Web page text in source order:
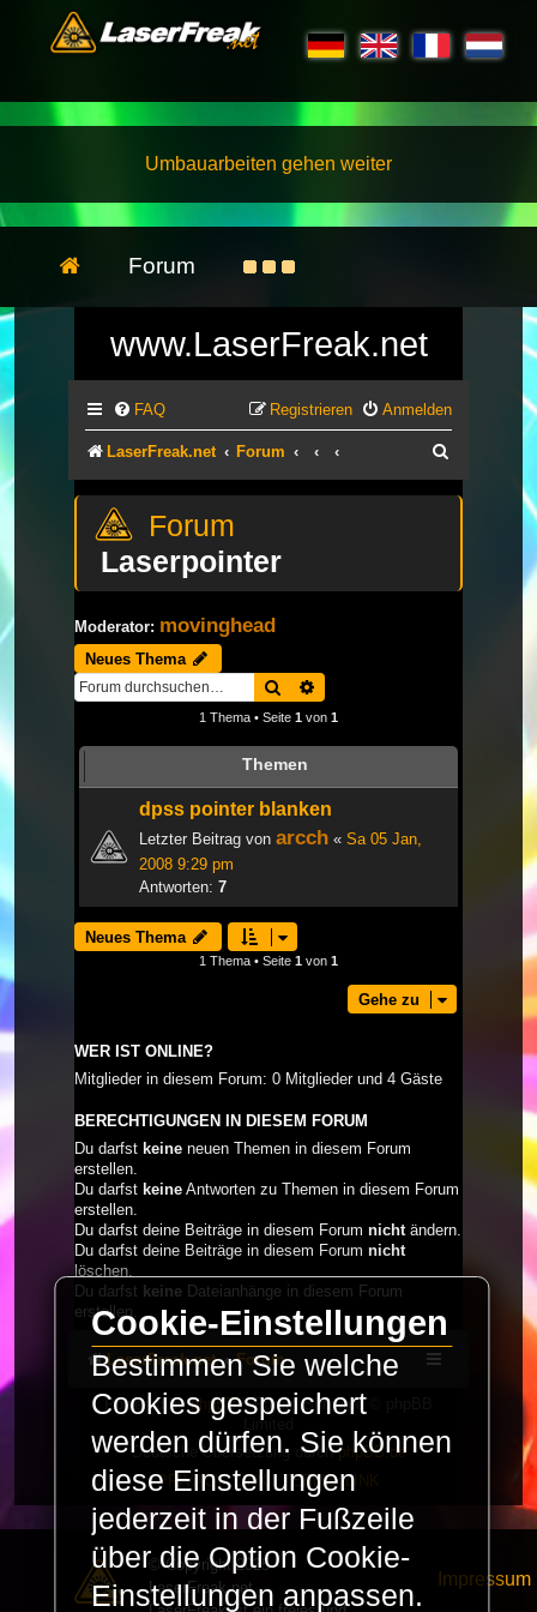
Umbauarbeiten gehen weiter
Forum
www.LaserFreak.net
FAQ Anmelden
Registrieren
LaserFreak.net Forum
Laserpointer
Moderator: movinghead
Neues Thema
Suche
1 Thema • Seite 1 von 1
Themen
dpss pointer blanken
Letzter Beitrag von arcch « Sa 05 Jan,
2008 9:29 pm
Antworten: 7
Neues Thema
1 Thema • Seite 1 von 1
Gehe zu
WER IST ONLINE?
Mitglieder in diesem Forum: 0 Mitglieder und 4 Gäste
BERECHTIGUNGEN IN DIESEM FORUM
Du darfst keine neuen Themen in diesem Forum
erstellen.
Du darfst keine Antworten zu Themen in diesem Forum
erstellen.
Du darfst deine Beiträge in diesem Forum nichtändern.
Du darfst deine Beiträge in diesem Forum nicht
löschen.
Du darfst keine Dateianhänge in diesem Forum
erstellen.
LaserFreak.net Forum
Powered byphpBB® Forum Software © phpBB
Limited
Deutsche Übersetzung durchphpBB.de
PRIVACY_LINK
TERMS_LINK
© Copyright 2025 -
LaserFreak.net
Impressum
Cookie-Einstellungen
Bestimmen Sie welche
Cookies gespeichert
werden dürfen. Sie können
diese Einstellungen
jederzeit in der Fußzeile
über die Option Cookie-
Einstellungen anpassen.